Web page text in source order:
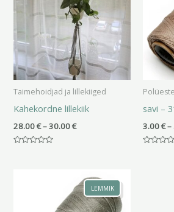
Taimehoidjad ja lillekiiged
Kahekordne lillekiik
28.00€–30.00€
savi –
3.00€–
LEMMIK
3.00 €
kuni
5.50 €